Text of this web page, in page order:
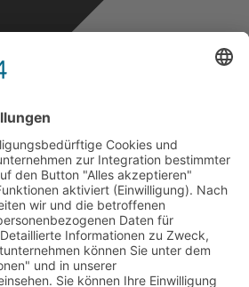
Anti-Gewalt-Training und
SAGT®